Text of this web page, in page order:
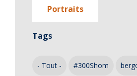
Portraits
Tags
- Tout - #300Shom